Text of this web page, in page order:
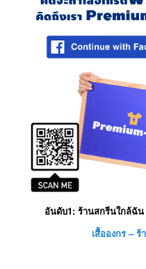
อันดับ1: ร้านสกรีนใกล้ฉัน
เสื้อองกร –